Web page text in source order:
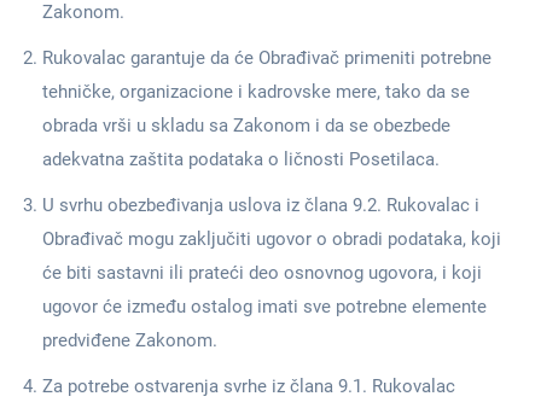
Zakonom.
Rukovalac garantuje da će Obrađivač primeniti potrebne
tehničke, organizacione i kadrovske mere, tako da se
obrada vrši u skladu sa Zakonom i da se obezbede
adekvatna zaštita podataka o ličnosti Posetilaca.
U svrhu obezbeđivanja uslova iz člana 9.2. Rukovalac i
Obrađivač mogu zaključiti ugovor o obradi podataka, koji
će biti sastavni ili prateći deo osnovnog ugovora, i koji
ugovor će između ostalog imati sve potrebne elemente
predviđene Zakonom.
Za potrebe ostvarenja svrhe iz člana 9.1. Rukovalac